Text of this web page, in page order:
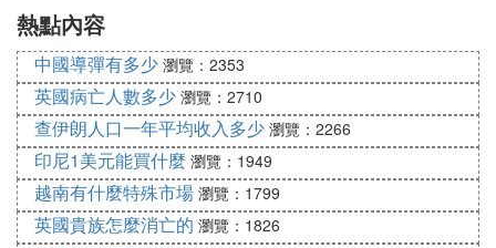
的影響力。巴基斯坦作為南亞的重要國家，其軍隊在
反恐和邊境安全方面有著豐富的經驗。敘利亞近年來
則飽受戰亂之苦，其軍隊在實戰中得到了鍛煉，但同
時也遭受了重大損失。
綜合考慮，伊朗在這五個國家中可能擁有最強的軍事
實力，主要得益於其龐大的軍隊規模、現代化的武器
裝備以及地區沖突中的實戰經驗。然而，軍事實力並
非絕對，還受到政治、經濟等多方面因素的影響。
熱點內容
中國導彈有多少 瀏覽：2353
英國病亡人數多少 瀏覽：2710
查伊朗人口一年平均收入多少 瀏覽：2266
印尼1美元能買什麼 瀏覽：1949
越南有什麼特殊市場 瀏覽：1799
英國貴族怎麼消亡的 瀏覽：1826